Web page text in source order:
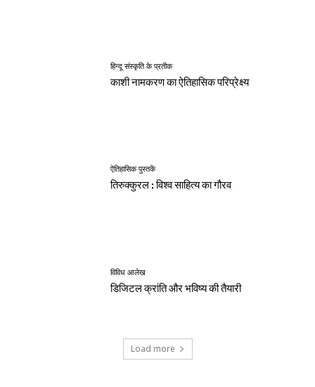
हिन्दू संस्कृति के प्रतीक
काशी नामकरण का ऐतिहासिक परिप्रेक्ष्य
ऐतिहासिक पुस्तकें
तिरुक्कुरल : विश्व साहित्य का गौरव
विविध आलेख
डिजिटल क्रांति और भविष्य की तैयारी
Load more